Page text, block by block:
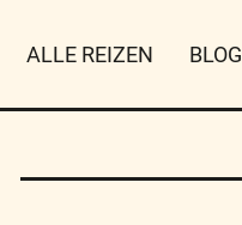
ALLE REIZEN BLOG